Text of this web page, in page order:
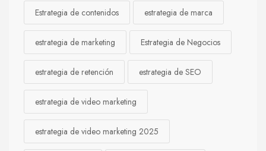
Estrategia de contenidos estrategia de marca
estrategia de marketing Estrategia de Negocios
estrategia de retención estrategia de SEO
estrategia de video marketing
estrategia de video marketing 2025